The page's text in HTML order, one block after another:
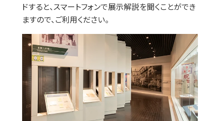
ドすると、スマートフォンで展示解説を聞くことができ
ますので、ご利用ください。